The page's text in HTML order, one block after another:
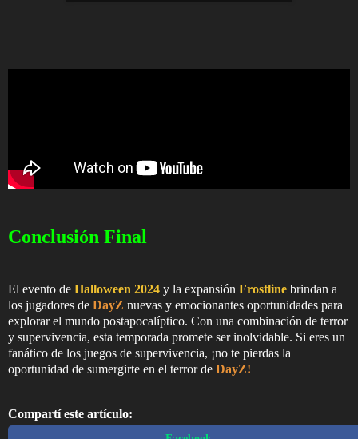
Conclusión Final
El evento de Halloween 2024 y la expansión Frostline brindan a
los jugadores de DayZ nuevas y emocionantes oportunidades para
explorar el mundo postapocalíptico. Con una combinación de terror
y supervivencia, esta temporada promete ser inolvidable. Si eres un
fanático de los juegos de supervivencia, ¡no te pierdas la
oportunidad de sumergirte en el terror de DayZ!
Compartí este artículo: